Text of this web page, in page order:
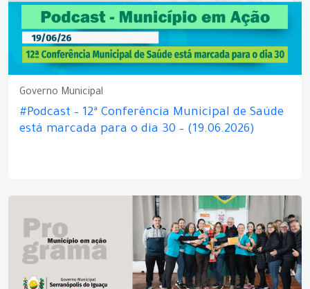
Governo Municipal
#Podcast – 12ª Conferência Municipal de Saúde
está marcada para o dia 30 – (19.06.2026)